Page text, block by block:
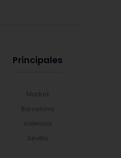
Principales
Madrid
Barcelona
Valencia
Sevilla